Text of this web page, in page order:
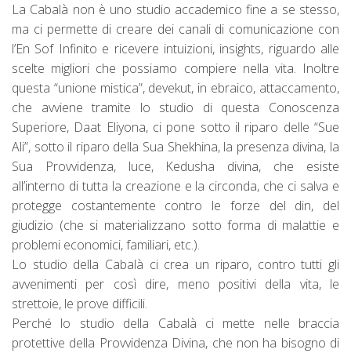
La Cabalà non è uno studio accademico fine a se stesso,
ma ci permette di creare dei canali di comunicazione con
l’En Sof Infinito e ricevere intuizioni, insights, riguardo alle
scelte migliori che possiamo compiere nella vita. Inoltre
questa “unione mistica”, devekut, in ebraico, attaccamento,
che avviene tramite lo studio di questa Conoscenza
Superiore, Daat Eliyona, ci pone sotto il riparo delle “Sue
Ali”, sotto il riparo della Sua Shekhina, la presenza divina, la
Sua Provvidenza, luce, Kedusha divina, che esiste
all’interno di tutta la creazione e la circonda, che ci salva e
protegge costantemente contro le forze del din, del
giudizio (che si materializzano sotto forma di malattie e
problemi economici, familiari, etc.).
Lo studio della Cabalà ci crea un riparo, contro tutti gli
avvenimenti per così dire, meno positivi della vita, le
strettoie, le prove difficili.
Perché lo studio della Cabalà ci mette nelle braccia
protettive della Provvidenza Divina, che non ha bisogno di